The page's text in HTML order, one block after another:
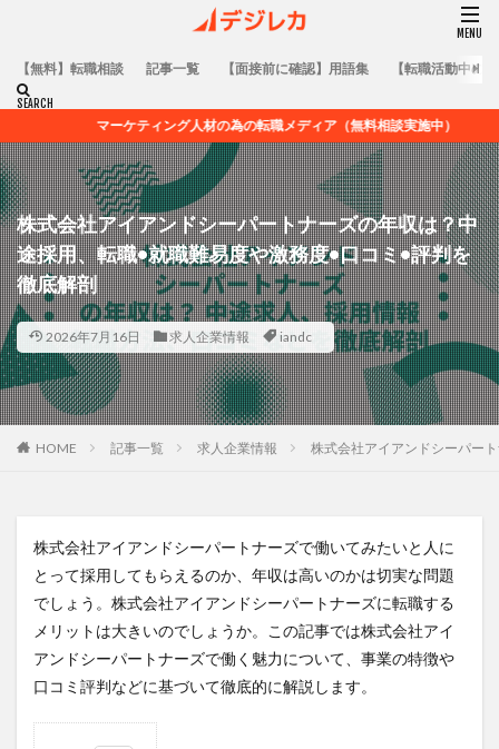
【無料】転職相談 記事一覧 【面接前に確認】用語集 【転職活動中の
マーケティング人材の為の転職メディア（無料相談実施中）
株式会社アイアンドシーパートナーズの年収は？中
途採用、転職•就職難易度や激務度•口コミ•評判を
徹底解剖
2026年7月16日 求人企業情報 iandc
HOME 記事一覧 求人企業情報 株式会社アイアンドシーパー
株式会社アイアンドシーパートナーズで働いてみたいと人に
とって採用してもらえるのか、年収は高いのかは切実な問題
でしょう。株式会社アイアンドシーパートナーズに転職する
メリットは大きいのでしょうか。この記事では株式会社アイ
アンドシーパートナーズで働く魅力について、事業の特徴や
口コミ評判などに基づいて徹底的に解説します。